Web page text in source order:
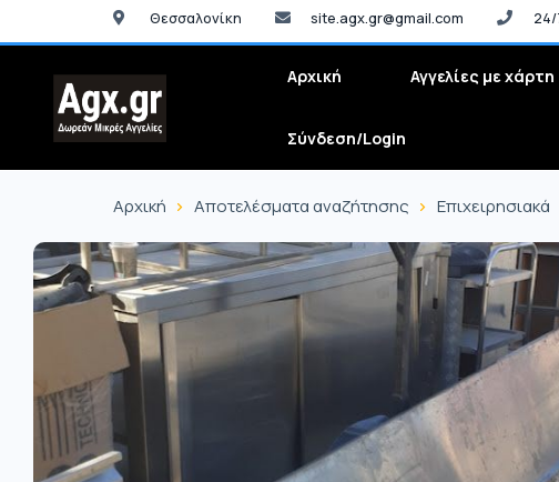
Θεσσαλονίκη site.agx.gr@gmail.com
Αρχική Αγγελίες με χάρτη
Σύνδεση/Login
Αρχική Αποτελέσματα αναζήτησης Επιχειρησιακά